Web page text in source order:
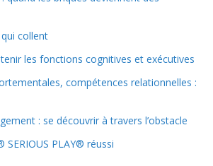
collent
les fonctions cognitives et exécutives
compétences relationnelles :
: se découvrir à travers l’obstacle
SERIOUS PLAY® réussi